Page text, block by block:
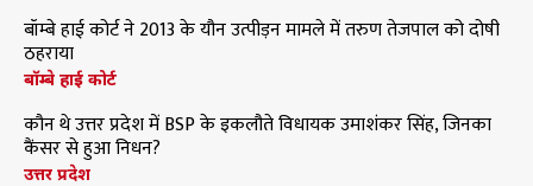
बॉम्बे हाई कोर्ट ने 2013 के यौन उत्पीड़न मामले में तरुण तेजपाल को दोषी
ठहराया
बॉम्बे हाई कोर्ट
कौन थे उत्तर प्रदेश में BSP के इकलौते विधायक उमाशंकर सिंह, जिनका
कैंसर से हुआ निधन?
उत्तर प्रदेश